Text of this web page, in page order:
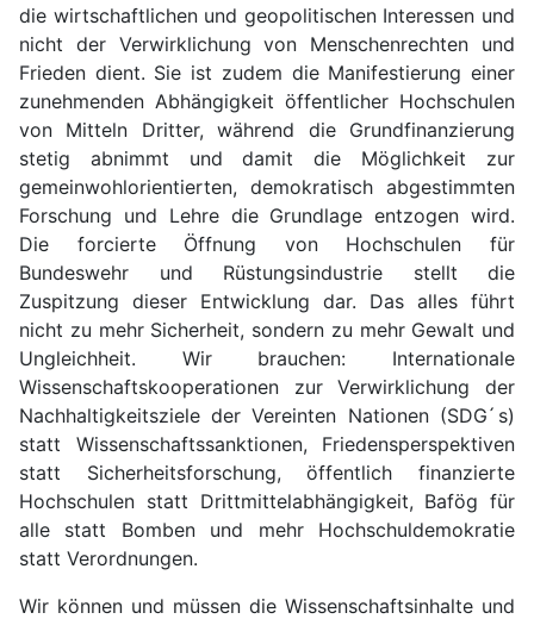
die wirtschaftlichen und geopolitischen Interessen und
nicht der Verwirklichung von Menschenrechten und
Frieden dient. Sie ist zudem die Manifestierung einer
zunehmenden Abhängigkeit öffentlicher Hochschulen
von Mitteln Dritter, während die Grundfinanzierung
stetig abnimmt und damit die Möglichkeit zur
gemeinwohlorientierten, demokratisch abgestimmten
Forschung und Lehre die Grundlage entzogen wird.
Die forcierte Öffnung von Hochschulen für
Bundeswehr und Rüstungsindustrie stellt die
Zuspitzung dieser Entwicklung dar. Das alles führt
nicht zu mehr Sicherheit, sondern zu mehr Gewalt und
Ungleichheit. Wir brauchen: Internationale
Wissenschaftskooperationen zur Verwirklichung der
Nachhaltigkeitsziele der Vereinten Nationen (SDG ́s)
statt Wissenschaftssanktionen, Friedensperspektiven
statt Sicherheitsforschung, öffentlich finanzierte
Hochschulen statt Drittmittelabhängigkeit, Bafög für
alle statt Bomben und mehr Hochschuldemokratie
statt Verordnungen.
Wir können und müssen die Wissenschaftsinhalte und